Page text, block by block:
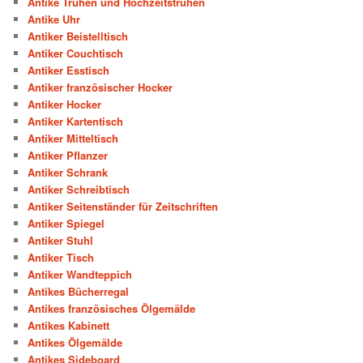
Antike Uhr
Antiker Beistelltisch
Antiker Couchtisch
Antiker Esstisch
Antiker französischer Hocker
Antiker Hocker
Antiker Kartentisch
Antiker Mitteltisch
Antiker Pflanzer
Antiker Schrank
Antiker Schreibtisch
Antiker Seitenständer für Zeitschriften
Antiker Spiegel
Antiker Stuhl
Antiker Tisch
Antiker Wandteppich
Antikes Bücherregal
Antikes französisches Ölgemälde
Antikes Kabinett
Antikes Ölgemälde
Antikes Sideboard